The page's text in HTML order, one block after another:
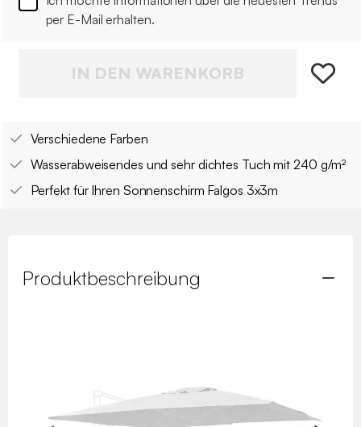
per E-Mail erhalten.
IN DEN WARENKORB
Verschiedene Farben
Wasserabweisendes und sehr dichtes Tuch mit 240 g/m²
Perfekt für Ihren Sonnenschirm Falgos 3x3m
Produktbeschreibung